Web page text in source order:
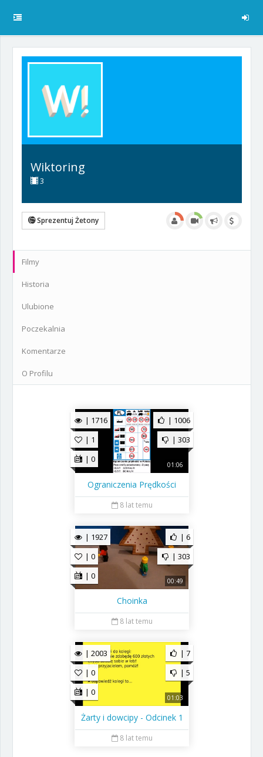
Wiktoring
3
Sprezentuj Żetony
Filmy
Historia
Ulubione
Poczekalnia
Komentarze
O Profilu
| 1716
| 1
| 0
| 1006
| 303
01:06
Ograniczenia Prędkości
8 lat temu
| 1927
| 0
| 0
| 6
| 303
00:49
Choinka
8 lat temu
| 2003
| 0
| 0
| 7
| 5
01:03
Żarty i dowcipy - Odcinek 1
8 lat temu